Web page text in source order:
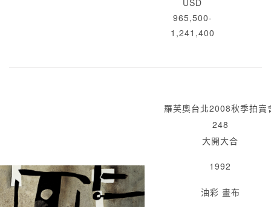
USD
965,500-
1,241,400
羅芙奧台北2008秋季拍賣
248
大開大合
1992
油彩 畫布